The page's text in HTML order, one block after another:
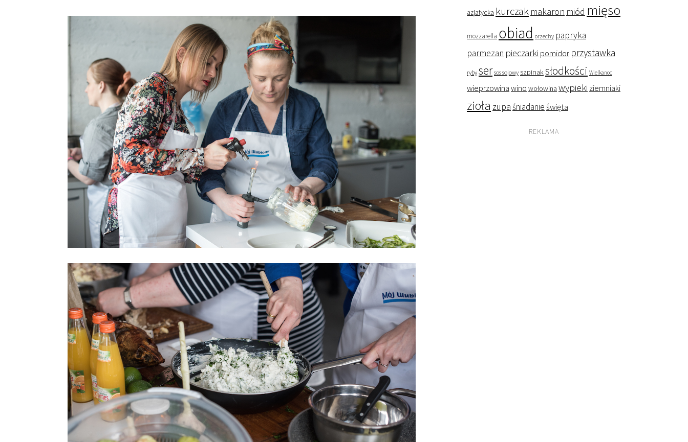
azjatycka kurczak makaron miód mięso
mozzarella obiad orzechy papryka
parmezan pieczarki pomidor przystawka
ryby ser sos sojowy szpinaksłodkości Wielkanoc
wieprzowina wino wołowina wypieki ziemniaki
zioła zupaśniadanieświęta
REKLAMA